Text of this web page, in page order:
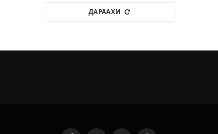
ДАРААХИ